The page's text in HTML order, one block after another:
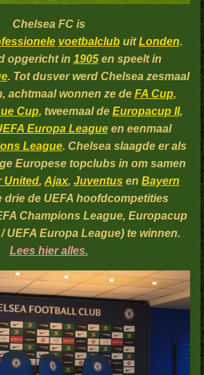
Chelsea FCis
voetbalclubuitLonden.
opgericht in 1905en speelt in
. Tot dusver werd Chelsea zesmaal
achtmaal wonnen ze de FA Cup,
Cup, tweemaal de Europacup II,
Europa Leagueen eenmaal
League. Chelsea slaagde er als
Europese topclubs in om samen
United, Ajax, Juventus en Bayern
drie de UEFA hoofdcompetities
Champions League, Europacup
UEFA Europa League) te winnen.
Lees hier alles.